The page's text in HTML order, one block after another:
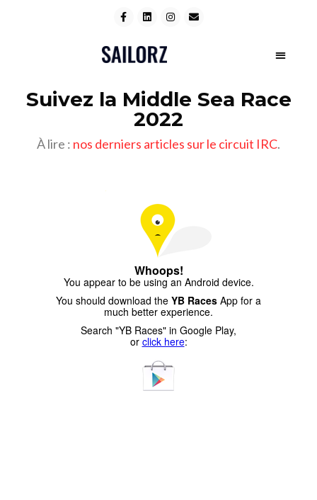
Suivez la Middle Sea Race
2022
À lire : nos derniers articles sur le circuit IRC.